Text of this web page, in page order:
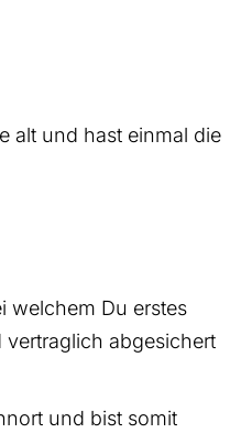
alt und hast einmal die
welchem Du erstes
vertraglich abgesichert
und bist somit